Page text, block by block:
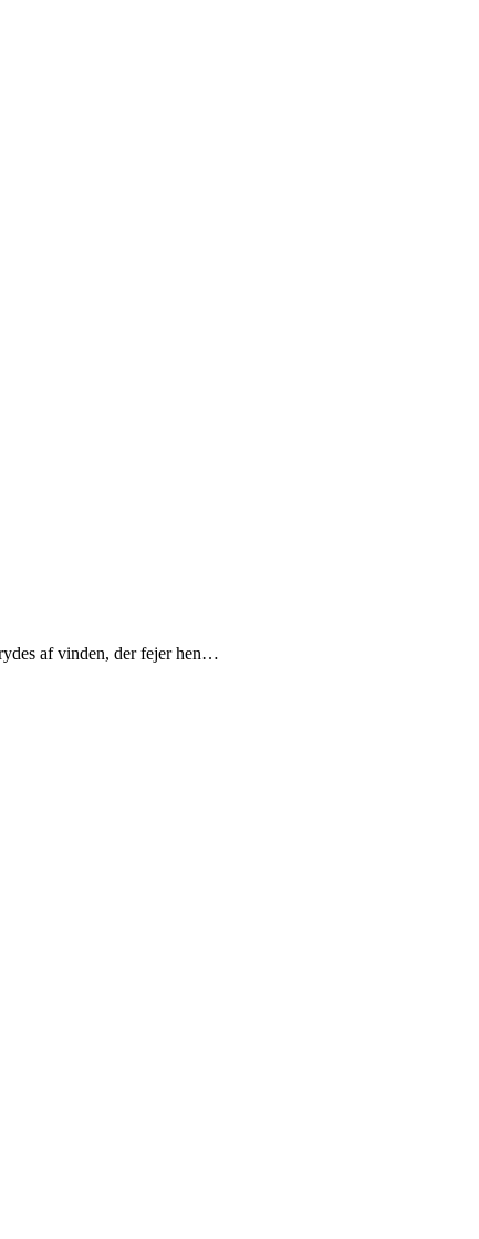
af vinden, der fejer hen…